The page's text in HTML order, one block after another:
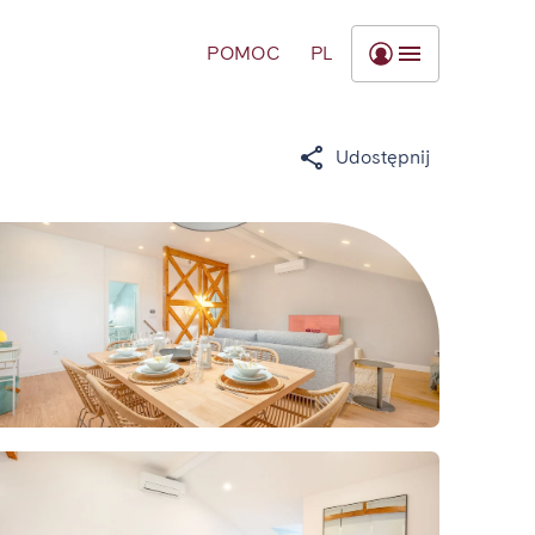
POMOC PL
Udostępnij